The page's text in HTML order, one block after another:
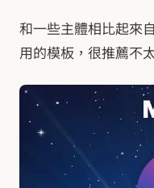
和一些主體相比起來
用的模板，很推薦不